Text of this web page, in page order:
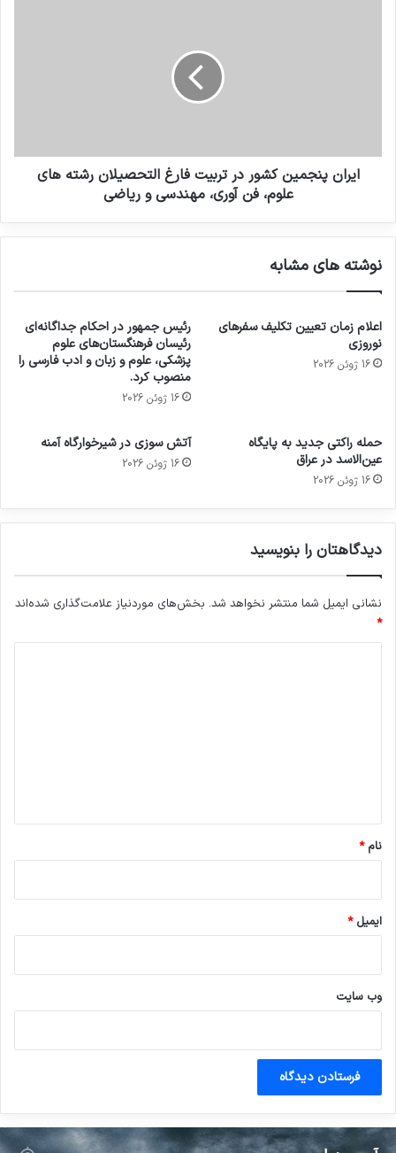
ايران پنجمین کشور در تربيت فارغ التحصيلان رشته هاي
علوم، فن آوری، مهندسی و رياضی
نوشته های مشابه
اعلام زمان تعیین تکلیف سفرهای
نوروزی
16 ژوئن 2026
رئیس جمهور در احکام جداگانه‌ای
رئیسان فرهنگستان‌های علوم
پزشکی، علوم و زبان و ادب فارسی را
منصوب کرد.
16 ژوئن 2026
حمله راکتی جدید به پایگاه
عین‌الاسد در عراق
16 ژوئن 2026
آتش سوزی در شیرخوارگاه آمنه
16 ژوئن 2026
دیدگاهتان را بنویسید
نشانی ایمیل شما منتشر نخواهد شد. بخش‌های موردنیاز علامت‌گذاری شده‌اند
*
نام*
ایمیل*
وب‌ سایت